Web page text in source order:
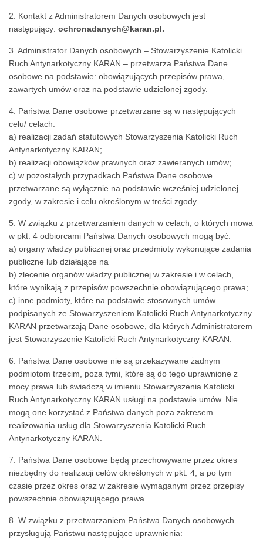
2. Kontakt z Administratorem Danych osobowych jest
następujący: ochronadanych@karan.pl.
3. Administrator Danych osobowych – Stowarzyszenie Katolicki
Ruch Antynarkotyczny KARAN – przetwarza Państwa Dane
osobowe na podstawie: obowiązujących przepisów prawa,
zawartych umów oraz na podstawie udzielonej zgody.
4. Państwa Dane osobowe przetwarzane są w następujących
celu/ celach:
a) realizacji zadań statutowych Stowarzyszenia Katolicki Ruch
Antynarkotyczny KARAN;
b) realizacji obowiązków prawnych oraz zawieranych umów;
c) w pozostałych przypadkach Państwa Dane osobowe
przetwarzane są wyłącznie na podstawie wcześniej udzielonej
zgody, w zakresie i celu określonym w treści zgody.
5. W związku z przetwarzaniem danych w celach, o których mowa
w pkt. 4 odbiorcami Państwa Danych osobowych mogą być:
a) organy władzy publicznej oraz przedmioty wykonujące zadania
publiczne lub działające na
b) zlecenie organów władzy publicznej w zakresie i w celach,
które wynikają z przepisów powszechnie obowiązującego prawa;
c) inne podmioty, które na podstawie stosownych umów
podpisanych ze Stowarzyszeniem Katolicki Ruch Antynarkotyczny
KARAN przetwarzają Dane osobowe, dla których Administratorem
jest Stowarzyszenie Katolicki Ruch Antynarkotyczny KARAN.
6. Państwa Dane osobowe nie są przekazywane żadnym
podmiotom trzecim, poza tymi, które są do tego uprawnione z
mocy prawa lub świadczą w imieniu Stowarzyszenia Katolicki
Ruch Antynarkotyczny KARAN usługi na podstawie umów. Nie
mogą one korzystać z Państwa danych poza zakresem
realizowania usług dla Stowarzyszenia Katolicki Ruch
Antynarkotyczny KARAN.
7. Państwa Dane osobowe będą przechowywane przez okres
niezbędny do realizacji celów określonych w pkt. 4, a po tym
czasie przez okres oraz w zakresie wymaganym przez przepisy
powszechnie obowiązującego prawa.
8. W związku z przetwarzaniem Państwa Danych osobowych
przysługują Państwu następujące uprawnienia: